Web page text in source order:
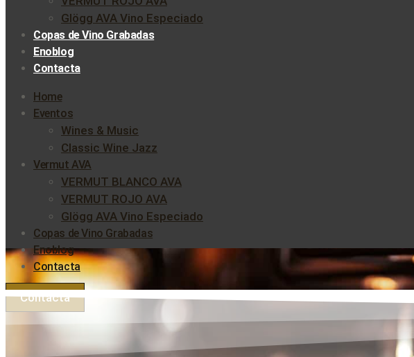
Glögg AVA Vino Especiado
Copas de Vino Grabadas
Enoblog
Contacta
Home
Eventos
Wines & Music
Classic Wine Jazz
Vermut AVA
VERMUT BLANCO AVA
VERMUT ROJO AVA
Glögg AVA Vino Especiado
Copas de Vino Grabadas
Enoblog
Contacta
Contacta